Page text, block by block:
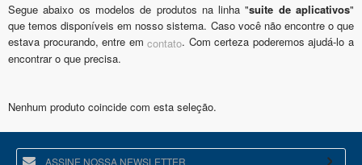
Segue abaixo os modelos de produtos na linha "suite de aplicativos"
que temos disponíveis em nosso sistema. Caso você não encontre o que
estava procurando, entre emcontato. Com certeza poderemos ajudá-lo a
encontrar o que precisa.
Nenhum produto coincide com esta seleção.